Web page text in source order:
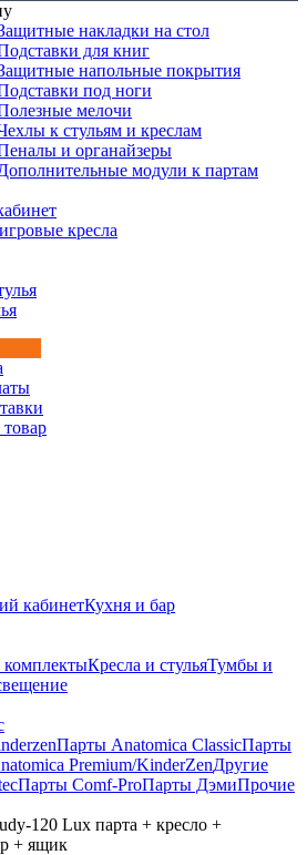
накладки на стол
для книг
напольные покрытия
под ноги
мелочи
к стульям и креслам
и органайзеры
модули к партам
кресла
кабинетКухня и бар
комплектыКресла и стульяТумбы и
Парты Anatomica ClassicПарты
Premium/KinderZenДругие
Парты Comf-ProПарты ДэмиПрочие
120 Lux парта + кресло +
+ ящик